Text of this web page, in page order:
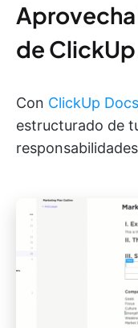
de
Con ClickUp Docs
estructurado de